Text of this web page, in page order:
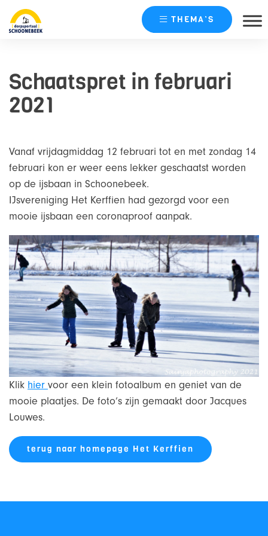
content
THEMA’S
Schaatspret in februari
2021
Vanaf vrijdagmiddag 12 februari tot en met zondag 14
februari kon er weer eens lekker geschaatst worden
op de ijsbaan in Schoonebeek.
IJsvereniging Het Kerffien had gezorgd voor een
mooie ijsbaan een coronaproof aanpak.
Klik hier voor een klein fotoalbum en geniet van de
mooie plaatjes. De foto’s zijn gemaakt door Jacques
Louwes.
terug naar homepage Het Kerffien